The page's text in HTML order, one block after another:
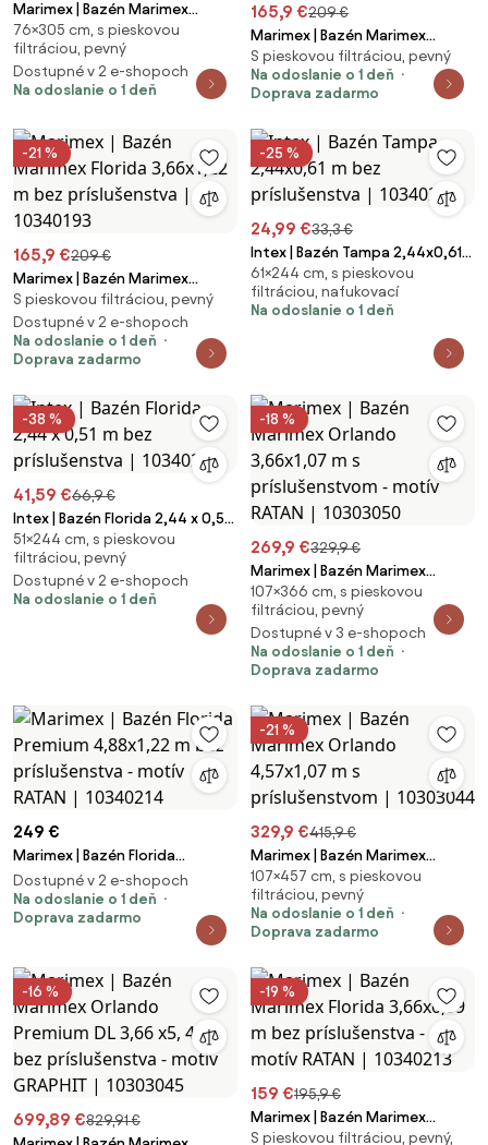
Marimex | Bazén Marimex
Florida 3,05 x 0,76 m bez
príslušenstva - motív RATAN |
10340234
76×305 cm, s pieskovou
filtráciou, pevný
Dostupné v 2 e-shopoch
Na odoslanie o 1 deň
165,9 €209 €
Marimex | Bazén Marimex
Florida 3,66x0,99 m so
zabudovaným skimmerom -
motív TEAK | 10340285
S pieskovou filtráciou, pevný
Na odoslanie o 1 deň
Doprava zadarmo
-21 %
165,9 €209 €
Marimex | Bazén Marimex
Florida 3,66x1,22 m bez
príslušenstva | 10340193
S pieskovou filtráciou, pevný
Dostupné v 2 e-shopoch
Na odoslanie o 1 deň
Doprava zadarmo
-25 %
24,99 €33,3 €
Intex | Bazén Tampa 2,44x0,61
m bez príslušenstva | 10340262
61×244 cm, s pieskovou
filtráciou, nafukovací
Na odoslanie o 1 deň
-38 %
41,59 €66,9 €
Intex | Bazén Florida 2,44 x 0,51
m bez príslušenstva | 10340283
51×244 cm, s pieskovou
filtráciou, pevný
Dostupné v 2 e-shopoch
Na odoslanie o 1 deň
-18 %
269,9 €329,9 €
Marimex | Bazén Marimex
Orlando 3,66x1,07 m s
príslušenstvom - motív RATAN |
10303050
107×366 cm, s pieskovou
filtráciou, pevný
Dostupné v 3 e-shopoch
Na odoslanie o 1 deň
Doprava zadarmo
249 €
Marimex | Bazén Florida
Premium 4,88x1,22 m bez
príslušenstva - motív RATAN |
10340214
Dostupné v 2 e-shopoch
Na odoslanie o 1 deň
Doprava zadarmo
-21 %
329,9 €415,9 €
Marimex | Bazén Marimex
Orlando 4,57x1,07 m s
príslušenstvom | 10303044
107×457 cm, s pieskovou
filtráciou, pevný
Na odoslanie o 1 deň
Doprava zadarmo
-16 %
699,89 €829,91 €
-19 %
159 €195,9 €
Marimex | Bazén Marimex
Florida 3,66x0,99 m bez
S pieskovou filtráciou, pevný,